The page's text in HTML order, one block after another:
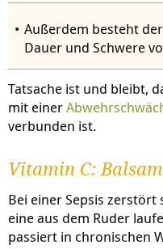
Außerdem besteht
Dauer und Schwere
Tatsache ist und bleibt,
mit einer
verbunden ist.
Vitamin C:
Bei einer Sepsis
eine aus dem Ruder
passiert in chronischen